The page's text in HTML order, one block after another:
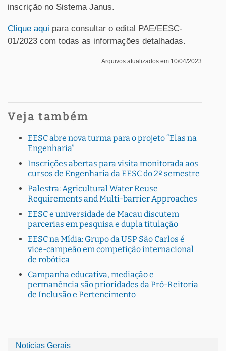
inscrição no Sistema Janus.
Clique aqui para consultar o edital PAE/EESC-
01/2023 com todas as informações detalhadas.
Arquivos atualizados em 10/04/2023
Veja também
EESC abre nova turma para o projeto “Elas na
Engenharia”
Inscrições abertas para visita monitorada aos
cursos de Engenharia da EESC do 2º semestre
Palestra: Agricultural Water Reuse
Requirements and Multi-barrier Approaches
EESC e universidade de Macau discutem
parcerias em pesquisa e dupla titulação
EESC na Mídia: Grupo da USP São Carlos é
vice-campeão em competição internacional
de robótica
Campanha educativa, mediação e
permanência são prioridades da Pró-Reitoria
de Inclusão e Pertencimento
Notícias Gerais